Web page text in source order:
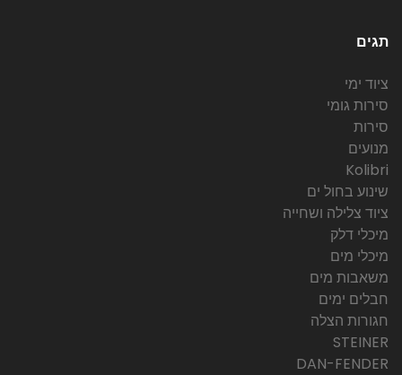
תגים
ציוד ימי
סירות גומי
סירות
מנועים
Kolibri
שינוע בחול ים
ציוד צלילה ושחייה
מיכלי דלק
מיכלי מים
משאבות מים
חבלים ימים
חגורות הצלה
STEINER
DAN-FENDER